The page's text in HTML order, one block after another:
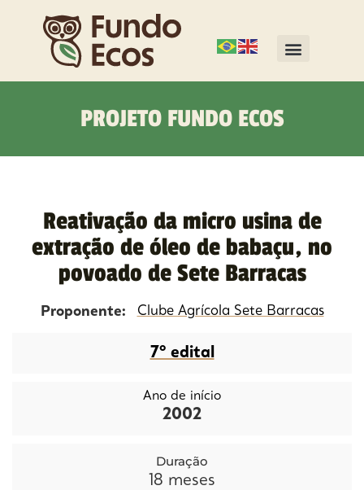
PROJETO FUNDO ECOS
Reativação da micro usina de
extração de óleo de babaçu, no
povoado de Sete Barracas
Proponente: Clube Agrícola Sete Barracas
7º edital
Ano de início
2002
Duração
18 meses